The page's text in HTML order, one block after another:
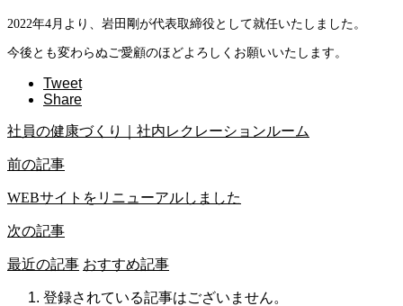
2022年4月より、岩田剛が代表取締役として就任いたしました。
今後とも変わらぬご愛顧のほどよろしくお願いいたします。
Tweet
Share
社員の健康づくり｜社内レクレーションルーム
前の記事
WEBサイトをリニューアルしました
次の記事
最近の記事 おすすめ記事
登録されている記事はございません。